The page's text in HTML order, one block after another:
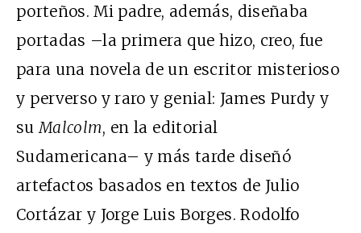
porteños. Mi padre, además, diseñaba
portadas –la primera que hizo, creo, fue
para una novela de un escritor misterioso
y perverso y raro y genial: James Purdy y
suMalcolm, en la editorial
Sudamericana– y más tarde diseñó
artefactos basados en textos de Julio
Cortázar y Jorge Luis Borges. Rodolfo